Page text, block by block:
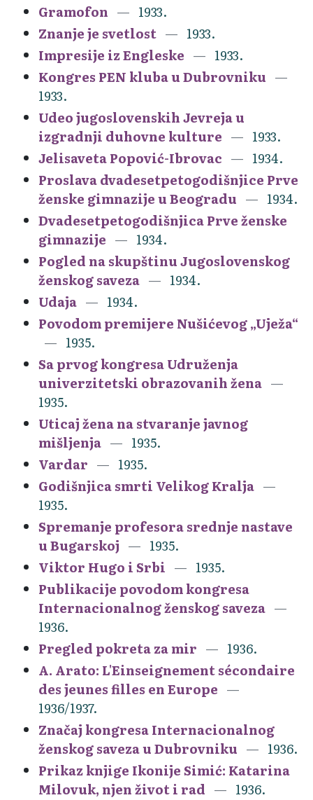
Gramofon
1933.
Znanje je svetlost
1933.
Impresije iz Engleske
1933.
Kongres PEN kluba u Dubrovniku
1933.
Udeo jugoslovenskih Jevreja u
izgradnji duhovne kulture
1933.
Jelisaveta Popović-Ibrovac
1934.
Proslava dvadesetpetogodišnjice Prve
ženske gimnazije u Beogradu
1934.
Dvadesetpetogodišnjica Prve ženske
gimnazije
1934.
Pogled na skupštinu Jugoslovenskog
ženskog saveza
1934.
Udaja
1934.
Povodom premijere Nušićevog „Uježa“
1935.
Sa prvog kongresa Udruženja
univerzitetski obrazovanih žena
1935.
Uticaj žena na stvaranje javnog
mišljenja
1935.
Vardar
1935.
Godišnjica smrti Velikog Kralja
1935.
Spremanje profesora srednje nastave
u Bugarskoj
1935.
Viktor Hugo i Srbi
1935.
Publikacije povodom kongresa
Internacionalnog ženskog saveza
1936.
Pregled pokreta za mir
1936.
A. Arato: L'Einseignement sécondaire
des jeunes filles en Europe
1936/1937.
Značaj kongresa Internacionalnog
ženskog saveza u Dubrovniku
1936.
Prikaz knjige Ikonije Simić: Katarina
Milovuk, njen život i rad
1936.